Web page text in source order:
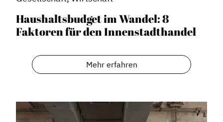
Haushaltsbudget im Wandel: 8
Faktoren für den Innenstadthandel
Mehr erfahren